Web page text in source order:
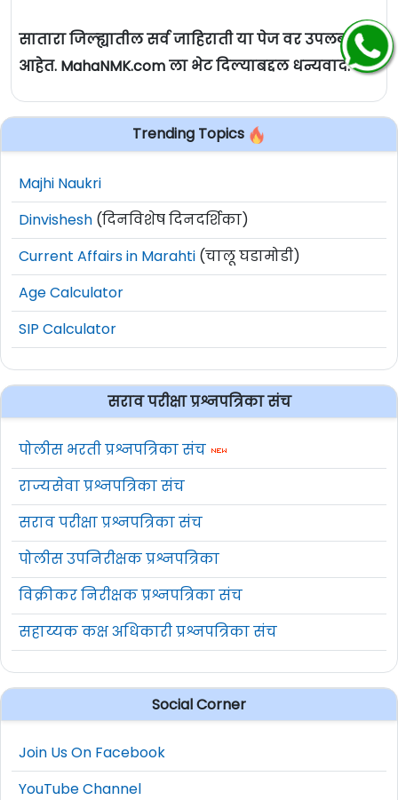
सातारा जिल्ह्यातील सर्व जाहिराती या पेज वर उपलब्ध
आहेत. MahaNMK.com ला भेट दिल्याबद्दल धन्यवाद.
Trending Topics
Majhi Naukri
Dinvishesh (दिनविशेष दिनदर्शिका)
Current Affairs in Marahti (चालू घडामोडी)
Age Calculator
SIP Calculator
सराव परीक्षा प्रश्नपत्रिका संच
पोलीस भरती प्रश्नपत्रिका संच
राज्यसेवा प्रश्नपत्रिका संच
सराव परीक्षा प्रश्नपत्रिका संच
पोलीस उपनिरीक्षक प्रश्नपत्रिका
विक्रीकर निरीक्षक प्रश्नपत्रिका संच
सहाय्यक कक्ष अधिकारी प्रश्नपत्रिका संच
Social Corner
Join Us On Facebook
YouTube Channel